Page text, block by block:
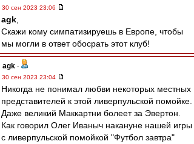
30 сен 2023 23:06
agk
Скажи кому симпатизируешь в Европе, чтобы
мы могли в ответ обосрать этот клуб!
agk -
30 сен 2023 23:04
Никогда не понимал любви некоторых местных
представителей к этой ливерпульской помойке.
Даже великий Маккартни болеет за Эвертон.
Как говорил Олег Иваныч накануне нашей игры
с ливерпульской помойкой "Футбол завтра"